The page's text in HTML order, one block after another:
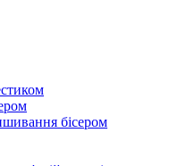
бісером